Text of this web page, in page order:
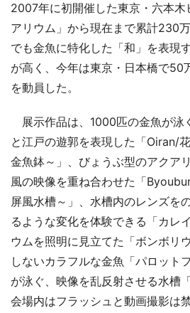
2007年に初開催した東京・六本木
アリウム」から現在まで累計230
でも金魚に特化した「和」を表現
が高く、今年は東京・日本橋で50
を動員した。
展示作品は、1000匹の金魚が泳
と江戸の遊郭を表現した「Oiran/
金魚鉢～」、びょうぶ型のアクア
風の映像を重ね合わせた「
屏風水槽～」、水槽内のレンズを
るような変化を体験できる「カレ
ウムを照明に見立てた「ボンボリ
しないカラフルな金魚「パロット
が泳ぐ、映像を乱反射させる水槽
会場内はフラッシュと動画撮影は